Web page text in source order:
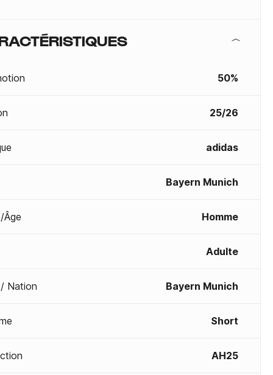
50%
25/26
adidas
Bayern Munich
Âge Homme
Adulte
Nation Bayern Munich
Short
AH25